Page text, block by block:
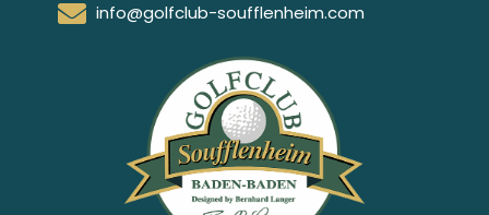
info@golfclub-soufflenheim.com